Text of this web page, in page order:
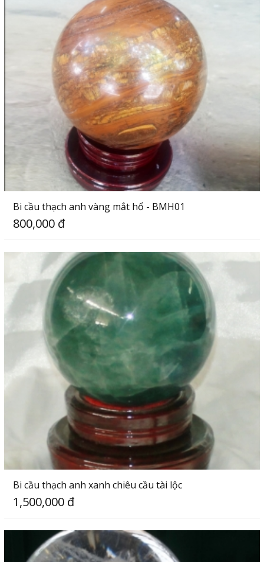
Bi cầu thạch anh vàng mắt hổ - BMH01
800,000 đ
Bi cầu thạch anh xanh chiêu cầu tài lộc
1,500,000 đ